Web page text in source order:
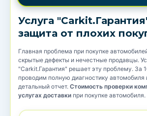
Услуга
защита от плохих
Главная проблема при покупке
скрытые дефекты и нечестные продавцы.
"Carkit.Гарантия" решает эту проблему. За
проводим полную диагностику автомобиля
детальный отчет. Стоимость проверки
услугах доставки при покупке автомобиля.